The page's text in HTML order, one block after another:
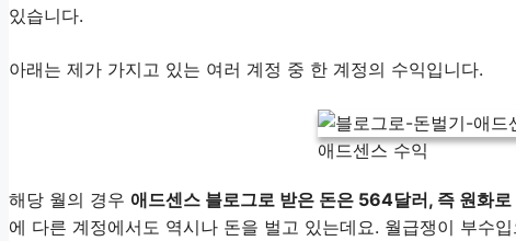
있습니다.
아래는 제가 가지고 있는 여러 계정 중 한 계정의 수익입니다.
애드센스 수익
해당 월의 경우 애드센스 블로그로 받은 돈은 564달러, 즉 원화
에 다른 계정에서도 역시나 돈을 벌고 있는데요. 월급쟁이 부수